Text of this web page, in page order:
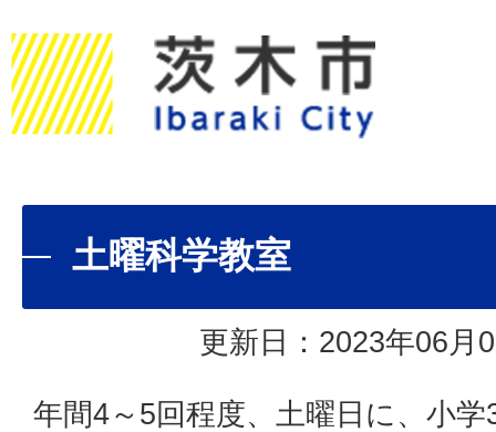
土曜科学教室
更新日：2023年06月
年間4～5回程度、土曜日に、小